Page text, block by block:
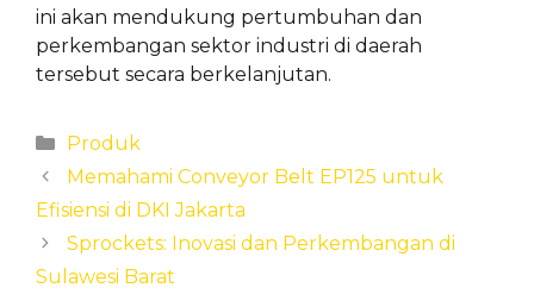
ini akan mendukung pertumbuhan dan
perkembangan sektor industri di daerah
tersebut secara berkelanjutan.
Categories
Produk
Memahami Conveyor Belt EP125 untuk
Efisiensi di DKI Jakarta
Sprockets: Inovasi dan Perkembangan di
Sulawesi Barat